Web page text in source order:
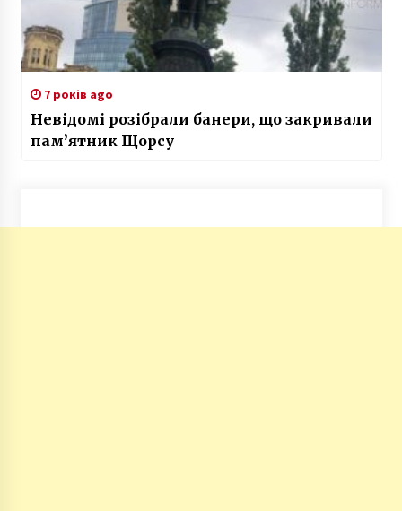
7 років ago
Невідомі розібрали банери, що закривали
пам’ятник Щорсу